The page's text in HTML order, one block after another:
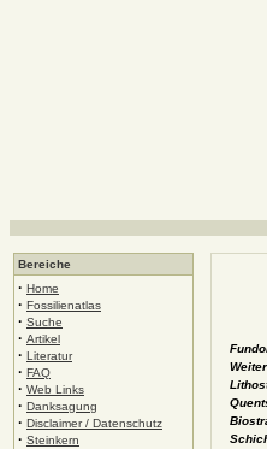
Bereiche
· Home
· Fossilienatlas
· Suche
· Artikel
· Literatur
· FAQ
· Web Links
· Danksagung
· Disclaimer / Datenschutz
· Steinkern